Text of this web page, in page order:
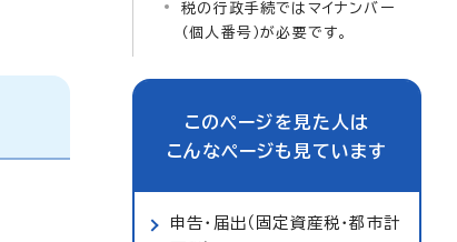
税の行政手続ではマイナンバー
（個人番号）が必要です。
このページを見た人は
こんなページも見ています
申告・届出（固定資産税・都市計